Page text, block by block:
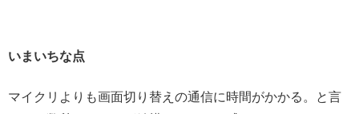
いまいちな点
マイクリよりも画面切り替えの通信に時間がかかる。と言